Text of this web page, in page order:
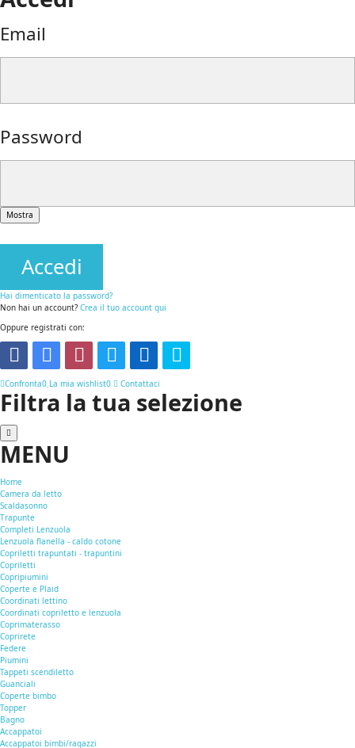
Email
Password
Mostra
Accedi
Hai dimenticato la password?
Non hai un account? Crea il tuo account qui
Oppure registrati con:
Confronta0 La mia wishlist0 Contattaci
Filtra la tua selezione
MENU
Home
Camera da letto
Scaldasonno
Trapunte
Completi Lenzuola
Lenzuola flanella - caldo cotone
Copriletti trapuntati - trapuntini
Copriletti
Copripiumini
Coperte e Plaid
Coordinati lettino
Coordinati copriletto e lenzuola
Coprimaterasso
Coprirete
Federe
Piumini
Tappeti scendiletto
Guanciali
Coperte bimbo
Topper
Bagno
Accappatoi
Accappatoi bimbi/ragazzi